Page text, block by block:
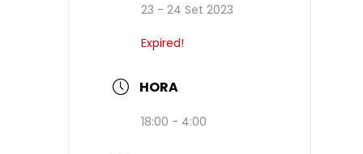
23 - 24 Set 2023
Expired!
HORA
18:00 - 4:00